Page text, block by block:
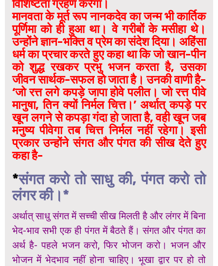
विशिष्टता ग्रहण करेगा।
मानवता के मूर्त रूप नानकदेव का जन्म भी कार्तिक
पूर्णिमा को ही हुआ था। वे गरीबों के मसीहा थे।
उन्होंने ज्ञान-भक्ति व प्रेम का संदेश दिया। अहिंसा
धर्म का प्रचार करते हुए कहा था कि जो खान-पीन
को शुद्ध रखकर प्रभु भजन करता है, उसका
जीवन सार्थक-सफल हो जाता है। उनकी वाणी है-
‘जो रत्त लगे कपड़े जापा होवे पलीत। जो रत्त पीवे
मानुषा, तिन क्यों निर्मल चित्त।’ अर्थात् कपड़े पर
खून लगने से कपड़ा गंदा हो जाता है, वही खून जब
मनुष्य पीवेगा तब चित्त निर्मल नहीं रहेगा। इसी
प्रकार उन्होंने संगत और पंगत की सीख देते हुए
कहा है-
*संगत करो तो साधु की, पंगत करो तो
लंगर की।*
अर्थात् साधु संगत में सच्ची सीख मिलती है और लंगर में बिना
भेद-भाव सभी एक ही पंगत में बैठते हैं। संगत और पंगत का
अर्थ है- पहले भजन करो, फिर भोजन करो। भजन और
भोजन में भेदभाव नहीं होना चाहिए। भूखा द्वार पर हो तो